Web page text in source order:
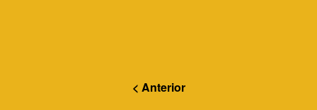
< Anterior